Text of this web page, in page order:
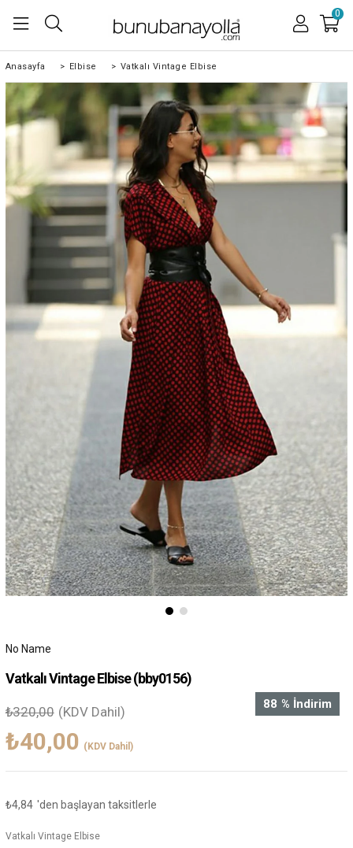
0
Anasayfa > Elbise > Vatkalı Vintage Elbise
No Name
Vatkalı Vintage Elbise(bby0156)
%
88 İndirim
₺320,00 (KDV Dahil)
₺40,00 (KDV Dahil)
₺4,84 'den başlayan taksitlerle
Vatkalı Vintage Elbise